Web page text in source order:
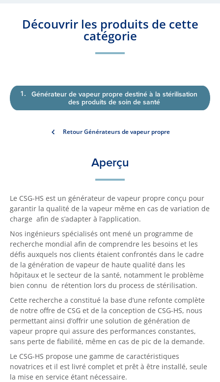
Découvrir les produits de cette
catégorie
Générateur de vapeur propre destiné à la stérilisation
des produits de soin de santé
Retour Générateurs de vapeur propre
Aperçu
Le CSG-HS est un générateur de vapeur propre conçu pour
garantir la qualité de la vapeur même en cas de variation de
charge afin de s’adapter à l’application.
Nos ingénieurs spécialisés ont mené un programme de
recherche mondial afin de comprendre les besoins et les
défis auxquels nos clients étaient confrontés dans le cadre
de la génération de vapeur de haute qualité dans les
hôpitaux et le secteur de la santé, notamment le problème
bien connu de rétention lors du process de stérilisation.
Cette recherche a constitué la base d’une refonte complète
de notre offre de CSG et de la conception de CSG-HS, nous
permettant ainsi d’offrir une solution de génération de
vapeur propre qui assure des performances constantes,
sans perte de fiabilité, même en cas de pic de la demande.
Le CSG-HS propose une gamme de caractéristiques
novatrices et il est livré complet et prêt à être installé, seule
la mise en service étant nécessaire.